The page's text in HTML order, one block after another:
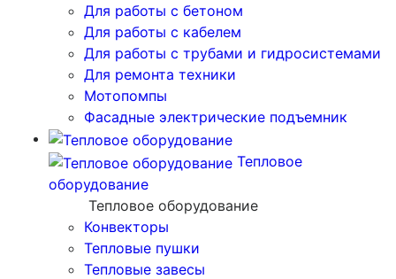
Для работы с бетоном
Для работы с кабелем
Для работы с трубами и гидросистемами
Для ремонта техники
Мотопомпы
Фасадные электрические подъемник
Тепловое
оборудование
Тепловое оборудование
Конвекторы
Тепловые пушки
Тепловые завесы